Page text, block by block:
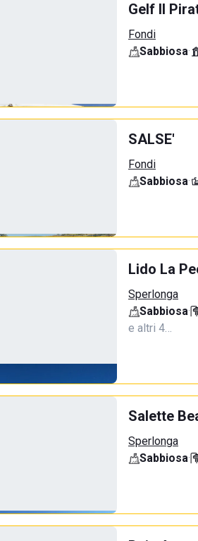
Gelf Il
Fondi
Sabbiosa·
SALSE'
Fondi
Sabbiosa·
Lido La
Sperlonga
Sabbiosa·
e altri 4…
Salette
Sperlonga
Sabbiosa·